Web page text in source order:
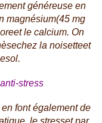
généreuse en
magnésium(45 mg
et le calcium. On
chez la noisetteet
stress
font également de